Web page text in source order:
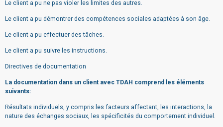
Le client a pu ne pas violer les limites des autres.
Le client a pu démontrer des compétences sociales adaptées à son âge.
Le client a pu effectuer des tâches.
Le client a pu suivre les instructions.
Directives de documentation
La documentation dans un client avec TDAH comprend les éléments
suivants:
Résultats individuels, y compris les facteurs affectant, les interactions, la
nature des échanges sociaux, les spécificités du comportement individuel.